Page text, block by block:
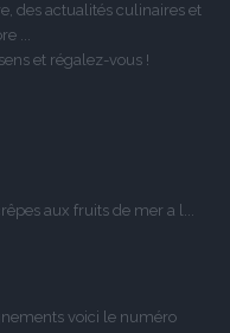
des actualités culinaires et
...
et régalez-vous !
aux fruits de mer a l...
voici le numéro